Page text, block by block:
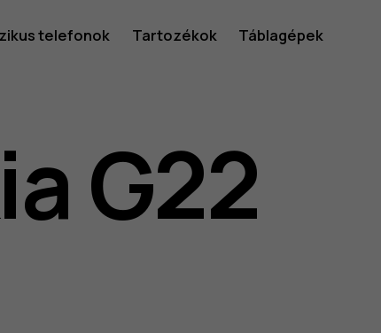
telefonok Tartozékok Táblagépek
G22